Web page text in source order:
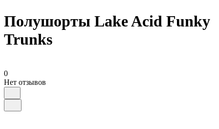
Полушорты Lake Acid Funky
Trunks
0
Нет отзывов